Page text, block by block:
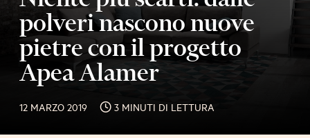
polveri nascono nuove
pietre con il progetto
Apea Alamer
12 MARZO 2019 3 MINUTI DI LETTURA